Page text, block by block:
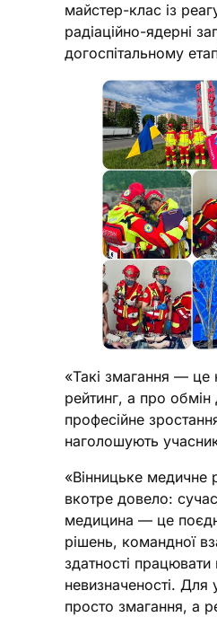
майстер-клас із
радіаційно-ядерні
догоспітальному
«Такі змагання —
рейтинг, а про обмін
професійне
наголошують
«Вінницьке медичне
вкотре довело:
медицина — це
рішень, командної
здатності
невизначеності. Для
просто змагання, а